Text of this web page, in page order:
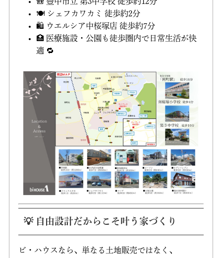
🍽️ シェフカワカミ 徒歩約2分
🛍️ ウエルシア中桜塚店 徒歩約7分
🏥 医療施設・公園も徒歩圏内で日常生活が快
適 🔁
💡 自由設計だからこそ叶う家づくり
ビ・ハウスなら、単なる土地販売ではなく、